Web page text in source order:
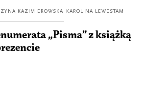
KAZIMIEROWSKA KAROLINA LEWESTAM
„Pisma” z książką